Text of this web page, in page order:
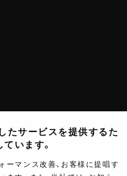
たサービスを提供するた
います。
ーマンス改善、お客様に提唱す